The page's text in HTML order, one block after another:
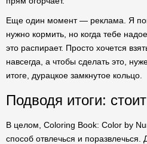
Еще один момент — реклама. Я
нужно кормить, но когда тебе
это распирает. Просто хочется
навсегда, а чтобы сделать это,
итоге, дурацкое замкнутое кольцо.
Подводя итоги:
В целом, Coloring Book: Color by
способ отвлечься и поразвлечься.